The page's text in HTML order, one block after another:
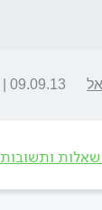
09.09.13 | 15:14
שאלות ותשובות